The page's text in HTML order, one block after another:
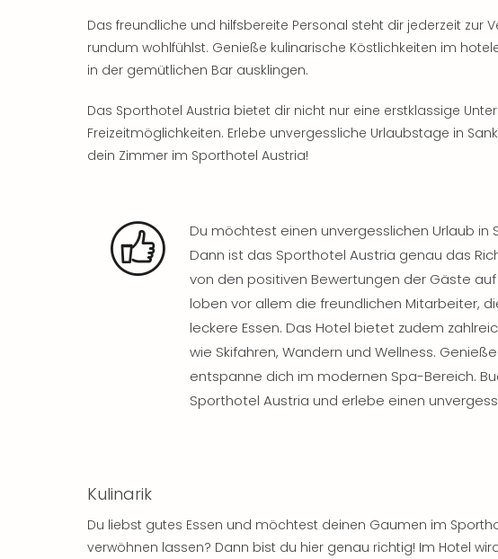
Das freundliche und hilfsbereite Personal steht dir jederzeit zur
rundum wohlfühlst. Genieße kulinarische Köstlichkeiten im
in der gemütlichen Bar ausklingen.
Das Sporthotel Austria bietet dir nicht nur eine erstklassige
Freizeitmöglichkeiten. Erlebe unvergessliche Urlaubstage in
dein Zimmer im Sporthotel Austria!
Du möchtest einen unvergesslichen Urlaub in
Dann ist das Sporthotel Austria genau das
von den positiven Bewertungen der Gäste auf
loben vor allem die freundlichen Mitarbeiter,
leckere Essen. Das Hotel bietet zudem
wie Skifahren, Wandern und Wellness.
entspanne dich im modernen Spa-Bereich.
Sporthotel Austria und erlebe einen
Kulinarik
Du liebst gutes Essen und möchtest deinen Gaumen im
verwöhnen lassen? Dann bist du hier genau richtig! Im Hotel